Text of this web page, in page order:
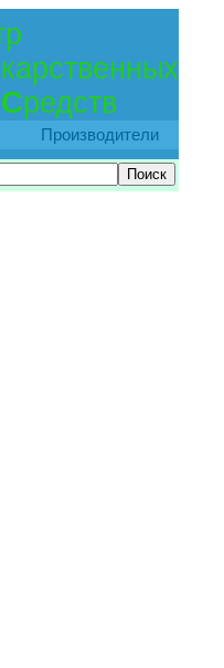
карственных
Средств
Производители